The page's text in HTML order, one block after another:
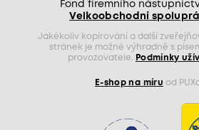
Fond firemního nástupnictví
Velkoobchodní
Jakékoliv kopírování a další
stránek je možné výhradně s
provozovatele.
Podmínky
E-shop na míru od